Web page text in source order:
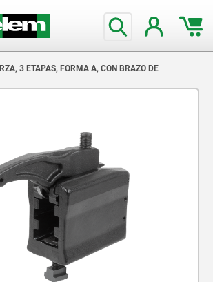
3 ETAPAS, FORMA A, CON BRAZO DE